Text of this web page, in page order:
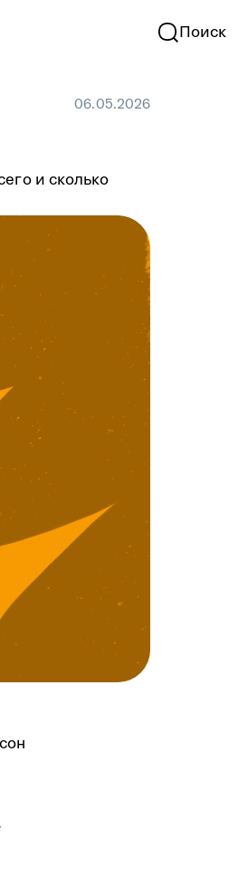
Поиск
06.05.2026
и сколько